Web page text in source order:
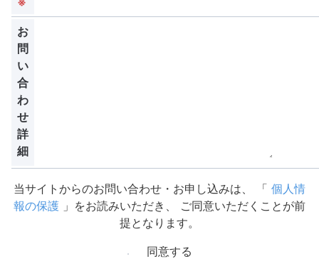
お
問
い
合
わ
せ
詳
細
当サイトからのお問い合わせ・お申し込みは、 「 個人情
報の保護 」をお読みいただき、
ご同意いただくことが前
提となります。
同意する